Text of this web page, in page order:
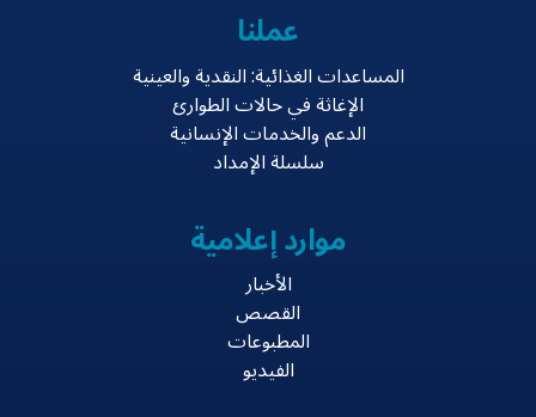
عملنا
المساعدات الغذائية: النقدية والعينية
الإغاثة في حالات الطوارئ
الدعم والخدمات الإنسانية
سلسلة الإمداد
موارد إعلامية
الأخبار
القصص
المطبوعات
الفيديو